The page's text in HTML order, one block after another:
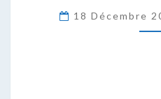
18 Décembre